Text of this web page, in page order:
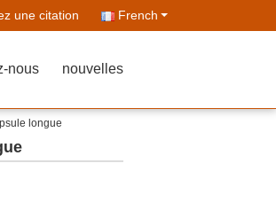
une citation French
nous nouvelles
longue